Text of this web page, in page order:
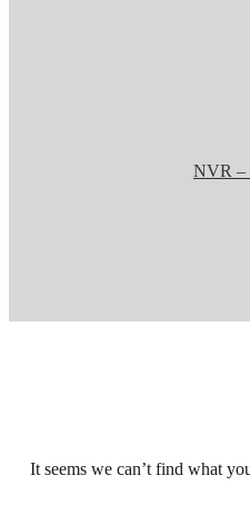
It seems we can’t find what